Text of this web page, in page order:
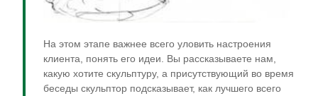
На этом этапе важнее всего уловить настроения
клиента, понять его идеи. Вы рассказываете нам,
какую хотите скульптуру, а присутствующий во время
беседы скульптор подсказывает, как лучшего всего